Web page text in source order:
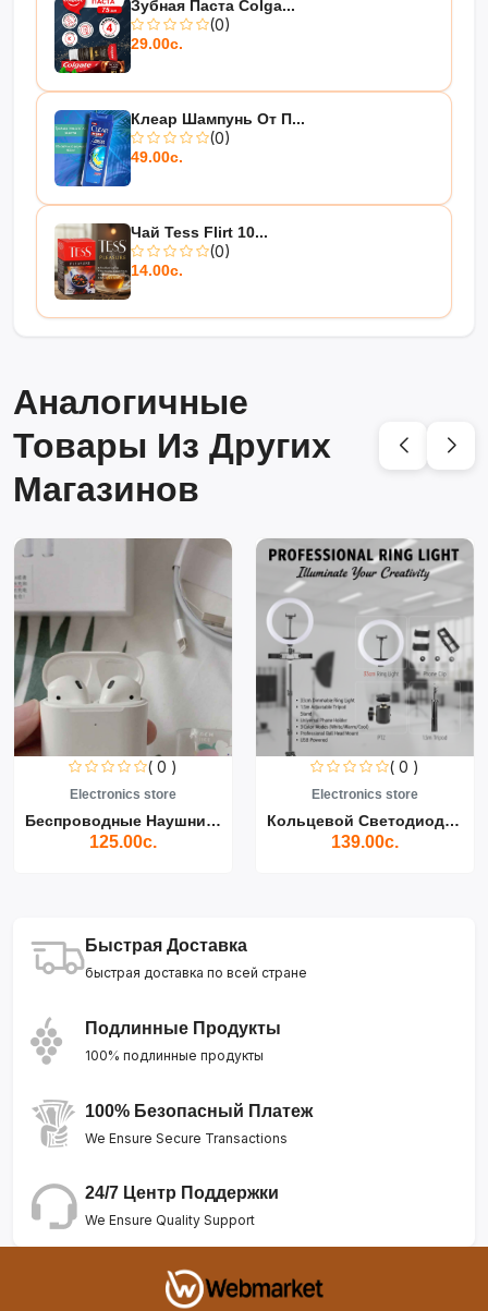
Зубная Паста Colga...
(0)
29.00с.
Клеар Шампунь От П...
(0)
49.00с.
Чай Tess Flirt 10...
(0)
14.00с.
Аналогичные
Товары Из Других
Магазинов
( 0 )
Electronics store
Беспроводные Наушники Air...
125.00с.
( 0 )
Electronics store
Кольцевой Светодиодный Св...
139.00с.
Быстрая Доставка
быстрая доставка по всей стране
Подлинные Продукты
100% подлинные продукты
100% Безопасный Платеж
We Ensure Secure Transactions
24/7 Центр Поддержки
We Ensure Quality Support